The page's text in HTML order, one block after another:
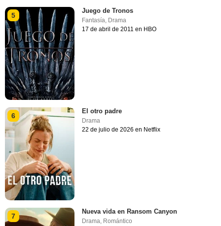
5
Juego de Tronos
Fantasía, Drama
17 de abril de 2011 en HBO
6
El otro padre
Drama
22 de julio de 2026 en Netflix
7
Nueva vida en Ransom Canyon
Drama, Romántico